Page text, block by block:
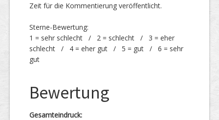
Zeit für die Kommentierung veröffentlicht.
Sterne-Bewertung:
1 = sehr schlecht / 2 = schlecht / 3 = eher
schlecht / 4 = eher gut / 5 = gut / 6 = sehr
gut
Bewertung
Gesamteindruck: